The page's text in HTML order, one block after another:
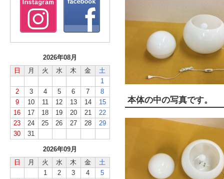
2026年08月
日
月 火 水 木 金
土
1
2
3 4 5 6 7
8
9
10 11 12 13 14
15
16
17 18 19 20 21
22
23
24 25 26 27 28
29
30
31
2026年09月
日
月 火 水 木 金
土
1
2 3 4
5
本体の中の写真です。